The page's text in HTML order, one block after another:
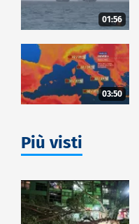
01:56
03:50
Più visti